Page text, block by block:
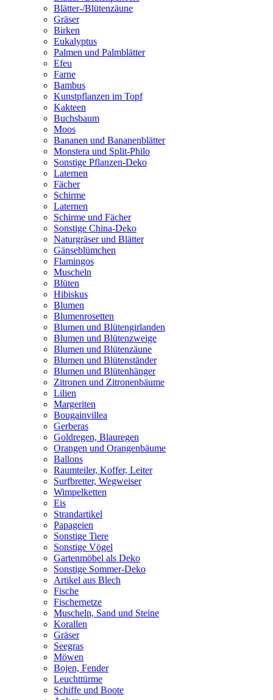
Blätter-/Blütenzäune
Gräser
Birken
Eukalyptus
Palmen und Palmblätter
Efeu
Farne
Bambus
Kunstpflanzen im Topf
Kakteen
Buchsbaum
Moos
Bananen und Bananenblätter
Monstera und Split-Philo
Sonstige Pflanzen-Deko
Laternen
Fächer
Schirme
Laternen
Schirme und Fächer
Sonstige China-Deko
Naturgräser und Blätter
Gänseblümchen
Flamingos
Muscheln
Blüten
Hibiskus
Blumen
Blumenrosetten
Blumen und Blütengirlanden
Blumen und Blütenzweige
Blumen und Blütenzäune
Blumen und Blütenständer
Blumen und Blütenhänger
Zitronen und Zitronenbäume
Lilien
Margeriten
Bougainvillea
Gerberas
Goldregen, Blauregen
Orangen und Orangenbäume
Ballons
Raumteiler, Koffer, Leiter
Surfbretter, Wegweiser
Wimpelketten
Eis
Strandartikel
Papageien
Sonstige Tiere
Sonstige Vögel
Gartenmöbel als Deko
Sonstige Sommer-Deko
Artikel aus Blech
Fische
Fischernetze
Muscheln, Sand und Steine
Korallen
Gräser
Seegras
Möwen
Bojen, Fender
Leuchttürme
Schiffe und Boote